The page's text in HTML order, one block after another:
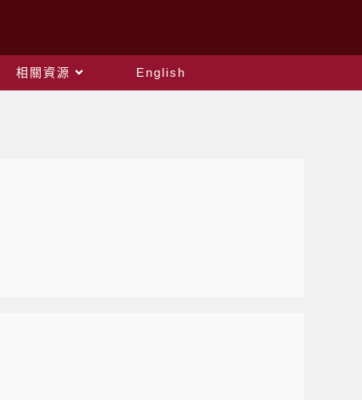
相關資源
English